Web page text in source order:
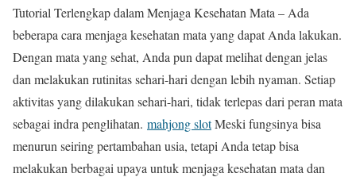
Tutorial Terlengkap dalam Menjaga Kesehatan Mata – Ada
beberapa cara menjaga kesehatan mata yang dapat Anda lakukan.
Dengan mata yang sehat, Anda pun dapat melihat dengan jelas
dan melakukan rutinitas sehari-hari dengan lebih nyaman. Setiap
aktivitas yang dilakukan sehari-hari, tidak terlepas dari peran mata
sebagai indra penglihatan. mahjong slotMeski fungsinya bisa
menurun seiring pertambahan usia, tetapi Anda tetap bisa
melakukan berbagai upaya untuk menjaga kesehatan mata dan